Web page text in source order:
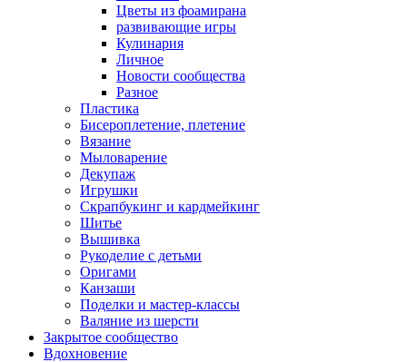
Цветы из фоамирана
развивающие игры
Кулинария
Личное
Новости сообщества
Разное
Пластика
Бисероплетение, плетение
Вязание
Мыловарение
Декупаж
Игрушки
Скрапбукинг и кардмейкинг
Шитье
Вышивка
Рукоделие с детьми
Оригами
Канзаши
Поделки и мастер-классы
Валяние из шерсти
Закрытое сообщество
Вдохновение